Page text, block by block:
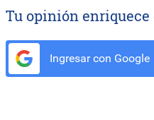
Tu opinión enriquece
Ingresar con Google